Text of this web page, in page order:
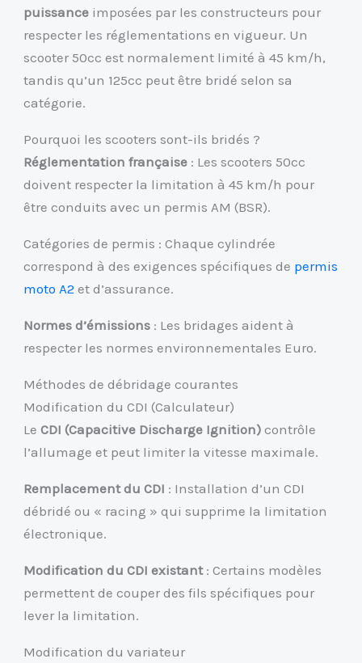
puissance imposées par les constructeurs pour
respecter les réglementations en vigueur. Un
scooter 50cc est normalement limité à 45 km/h,
tandis qu’un 125cc peut être bridé selon sa
catégorie.
Pourquoi les scooters sont-ils bridés ?
Réglementation française : Les scooters 50cc
doivent respecter la limitation à 45 km/h pour
être conduits avec un permis AM (BSR).
Catégories de permis : Chaque cylindrée
correspond à des exigences spécifiques de permis
moto A2 et d’assurance.
Normes d’émissions : Les bridages aident à
respecter les normes environnementales Euro.
Méthodes de débridage courantes
Modification du CDI (Calculateur)
LeCDI (Capacitive Discharge Ignition) contrôle
l’allumage et peut limiter la vitesse maximale.
Remplacement du CDI : Installation d’un CDI
débridé ou « racing » qui supprime la limitation
électronique.
Modification du CDI existant: Certains modèles
permettent de couper des fils spécifiques pour
lever la limitation.
Modification du variateur